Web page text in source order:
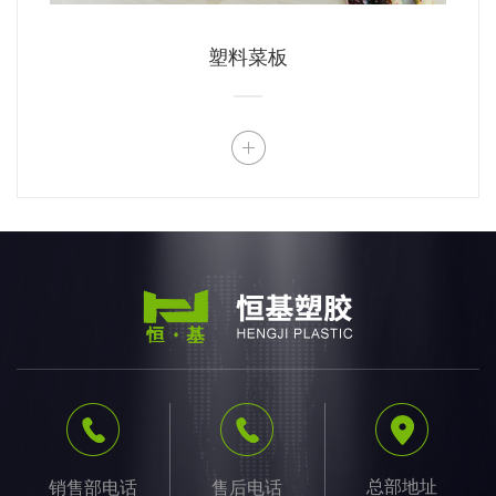
塑料菜板
销售部电话 售后电话 总部地址